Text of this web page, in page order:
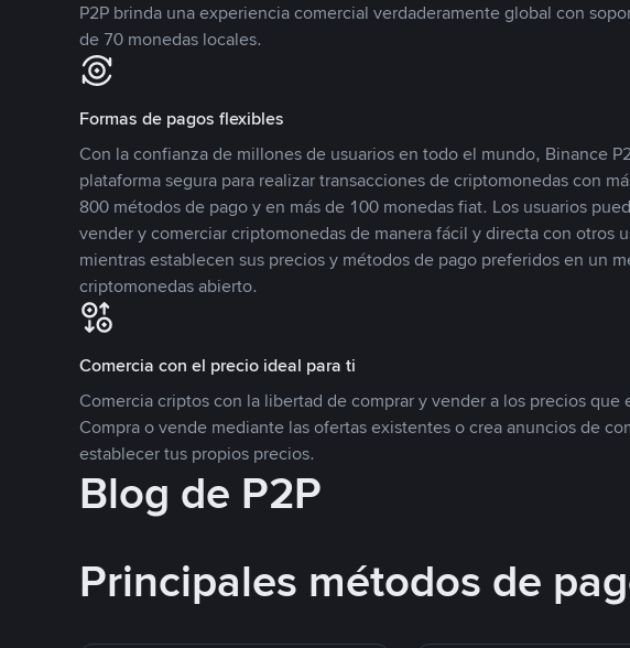
P2P brinda una experiencia comercial verdaderamente global con
de 70 monedas locales.
Formas de pagos flexibles
Con la confianza de millones de usuarios en todo el mundo, Binance
plataforma segura para realizar transacciones de criptomonedas con
800 métodos de pago y en más de 100 monedas fiat. Los usuarios
vender y comerciar criptomonedas de manera fácil y directa con otros
mientras establecen sus precios y métodos de pago preferidos en un
criptomonedas abierto.
Comercia con el precio ideal para ti
Comercia criptos con la libertad de comprar y vender a los precios que
Compra o vende mediante las ofertas existentes o crea anuncios de
establecer tus propios precios.
Blog de P2P
Principales métodos de